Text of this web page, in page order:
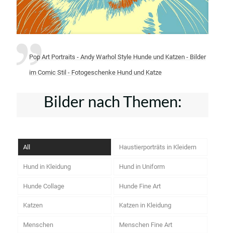
Pop Art Portraits - Andy Warhol Style Hunde und Katzen - Bilder
im Comic Stil - Fotogeschenke Hund und Katze
Bilder nach Themen:
All Haustierporträts in Kleidern
Hund in Kleidung Hund in Uniform
Hunde Collage Hunde Fine Art
Katzen Katzen in Kleidung
Menschen Menschen Fine Art